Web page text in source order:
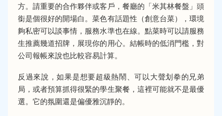
方。請重要的合作夥伴或客戶，餐廳的「米其林餐盤」頭
銜是個很好的開場白。菜色有話題性（創意台菜），環境
夠私密可以談事情，服務水準也在線。點菜時可以請服務
生推薦幾道招牌，展現你的用心。結帳時的低消門檻，對
公司報帳來說也比較容易計算。
反過來說，如果是想要超級熱鬧、可以大聲划拳的兄弟
局，或者預算抓得很緊的學生聚餐，這裡可能就不是最優
選。它的氛圍還是偏優雅沉靜的。